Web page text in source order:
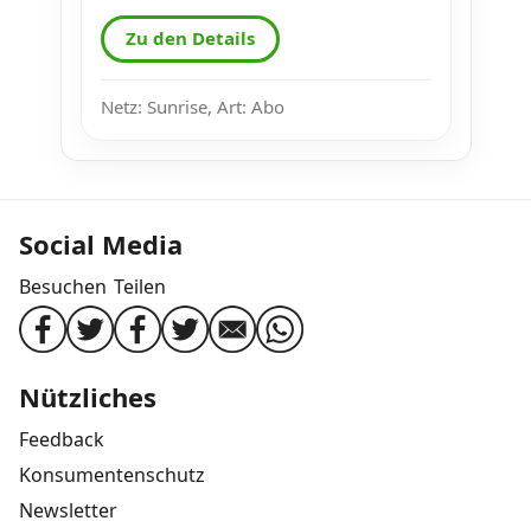
Zu den Details
Netz: Sunrise, Art: Abo
Social Media
Besuchen Teilen
Nützliches
Feedback
Konsumentenschutz
Newsletter